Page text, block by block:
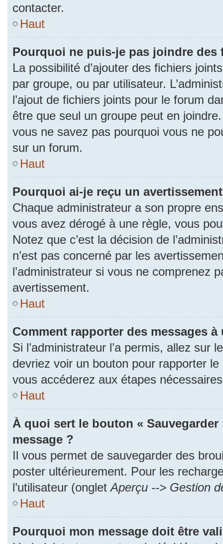
contacter.
Haut
Pourquoi ne puis-je pas joindre des
La possibilité d’ajouter des fichiers
par groupe, ou par utilisateur.
l’ajout de fichiers joints pour le forum
être que seul un groupe peut en
vous ne savez pas pourquoi vous ne
sur un forum.
Haut
Pourquoi ai-je reçu un
Chaque administrateur a son propre
vous avez dérogé à une règle, vous
Notez que c’est la décision de
n’est pas concerné par les
l’administrateur si vous ne comprenez
avertissement.
Haut
Comment rapporter des messages
Si l’administrateur l’a permis, allez sur
devriez voir un bouton pour rapporter
vous accéderez aux étapes
Haut
À quoi sert le bouton «
message ?
Il vous permet de sauvegarder des
poster ultérieurement. Pour les
l’utilisateur (ongletAperçu --> Gestion
Haut
Pourquoi mon message doit être